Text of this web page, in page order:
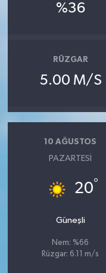
%36
RÜZGAR
5.00 M/S
10 AĞUSTOS
PAZARTESI
20°
Güneşli
Nem: %66
Rüzgar: 6.11 m/s